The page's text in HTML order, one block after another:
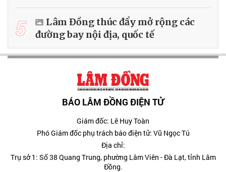
5
Lâm Đồng thúc đẩy mở rộng các
đường bay nội địa, quốc tế
BÁO LÂM ĐỒNG ĐIỆN TỬ
Giám đốc: Lê Huy Toàn
Phó Giám đốc phụ trách báo điện tử: Vũ Ngọc Tú
Địa chỉ:
Trụ sở 1: Số 38 Quang Trung, phường Lâm Viên - Đà Lạt, tỉnh Lâm
Đồng.